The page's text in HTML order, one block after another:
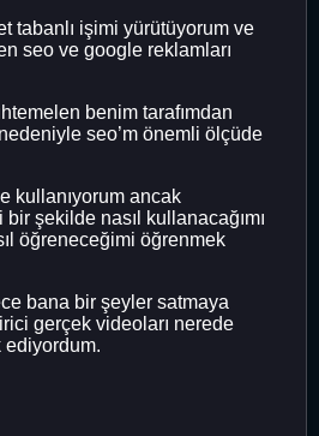
tabanlı işimi yürütüyorum ve
seo ve google reklamları
benim tarafımdan
seo’m önemli ölçüde
kullanıyorum ancak
şekilde nasıl kullanacağımı
öğreneceğimi öğrenmek
bana bir şeyler satmaya
gerçek videoları nerede
ediyordum.